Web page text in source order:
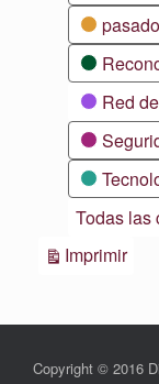
Red
Todas las
Imprimir
Copyright © 2016